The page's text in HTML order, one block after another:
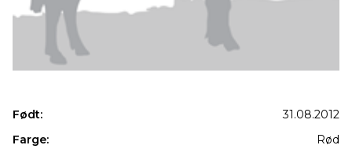
Født:
31.08.2012
Farge:
Rød